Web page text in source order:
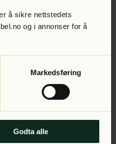
å sikre nettstedets
og i annonser for å
Markedsføring
Godta alle